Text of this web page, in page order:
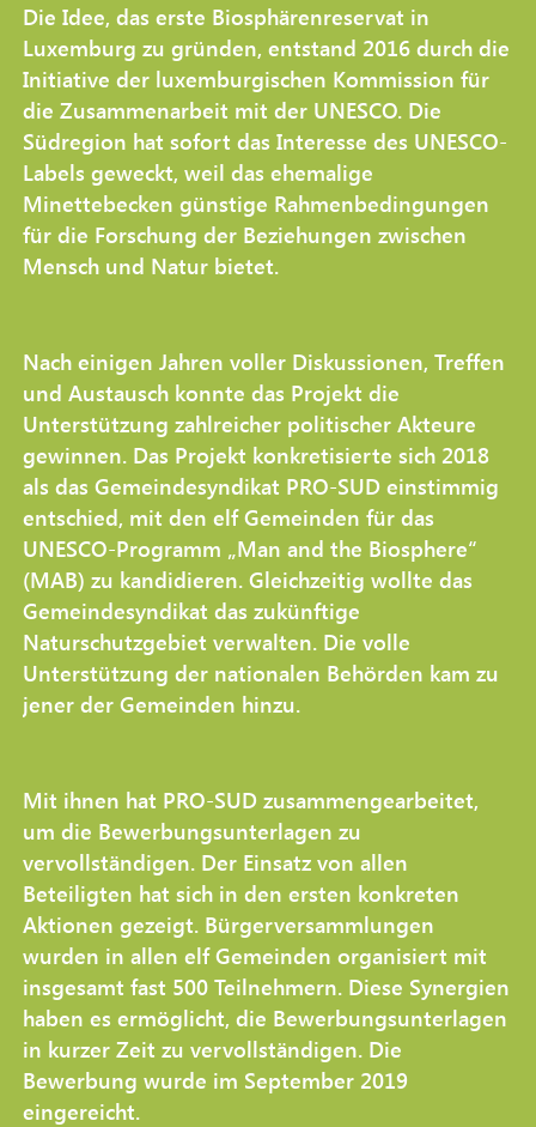
Die Idee, das erste Biosphärenreservat in
Luxemburg zu gründen, entstand 2016 durch die
Initiative der luxemburgischen Kommission für
die Zusammenarbeit mit der UNESCO. Die
Südregion hat sofort das Interesse des UNESCO-
Labels geweckt, weil das ehemalige
Minettebecken günstige Rahmenbedingungen
für die Forschung der Beziehungen zwischen
Mensch und Natur bietet.
Nach einigen Jahren voller Diskussionen, Treffen
und Austausch konnte das Projekt die
Unterstützung zahlreicher politischer Akteure
gewinnen. Das Projekt konkretisierte sich 2018
als das Gemeindesyndikat PRO-SUD einstimmig
entschied, mit den elf Gemeinden für das
UNESCO-Programm „Man and the Biosphere“
(MAB) zu kandidieren. Gleichzeitig wollte das
Gemeindesyndikat das zukünftige
Naturschutzgebiet verwalten. Die volle
Unterstützung der nationalen Behörden kam zu
jener der Gemeinden hinzu.
Mit ihnen hat PRO-SUD zusammengearbeitet,
um die Bewerbungsunterlagen zu
vervollständigen. Der Einsatz von allen
Beteiligten hat sich in den ersten konkreten
Aktionen gezeigt. Bürgerversammlungen
wurden in allen elf Gemeinden organisiert mit
insgesamt fast 500 Teilnehmern. Diese Synergien
haben es ermöglicht, die Bewerbungsunterlagen
in kurzer Zeit zu vervollständigen. Die
Bewerbung wurde im September 2019
eingereicht.